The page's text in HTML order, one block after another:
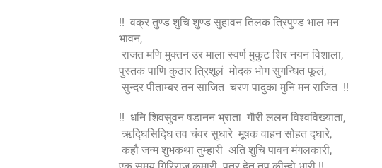
!! वक्र तुण्ड शुचि शुण्ड सुहावन तिलक त्रिपुण्ड भाल मन
भावन,
राजत मणि मुक्तन उर माला स्वर्ण मुकुट शिर नयन विशाला,
पुस्तक पाणि कुठार त्रिशूलं मोदक भोग सुगन्धित फूलं,
सुन्दर पीताम्बर तन साजित चरण पादुका मुनि मन राजित !!
!! धनि शिवसुवन षडानन भ्राता गौरी ललन विश्वविख्याता,
ऋद्घिसिद्घि तव चंवर सुधारे मूषक वाहन सोहत द्घारे,
कहौ जन्म शुभकथा तुम्हारी अति शुचि पावन मंगलकारी,